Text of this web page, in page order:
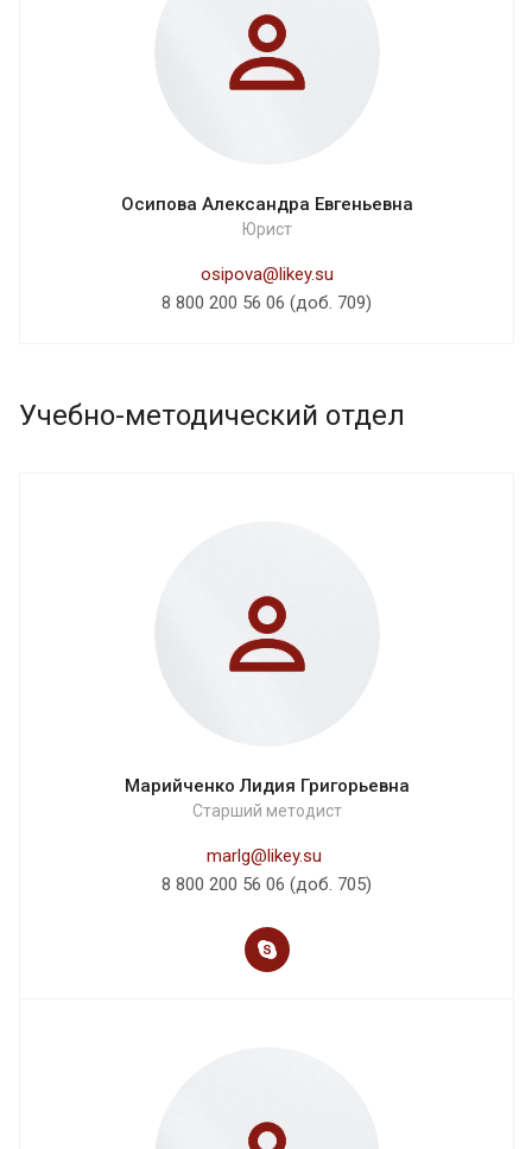
Осипова Александра Евгеньевна
Юрист
osipova@likey.su
8 800 200 56 06 (доб. 709)
Учебно-методический отдел
Марийченко Лидия Григорьевна
Старший методист
marlg@likey.su
8 800 200 56 06 (доб. 705)